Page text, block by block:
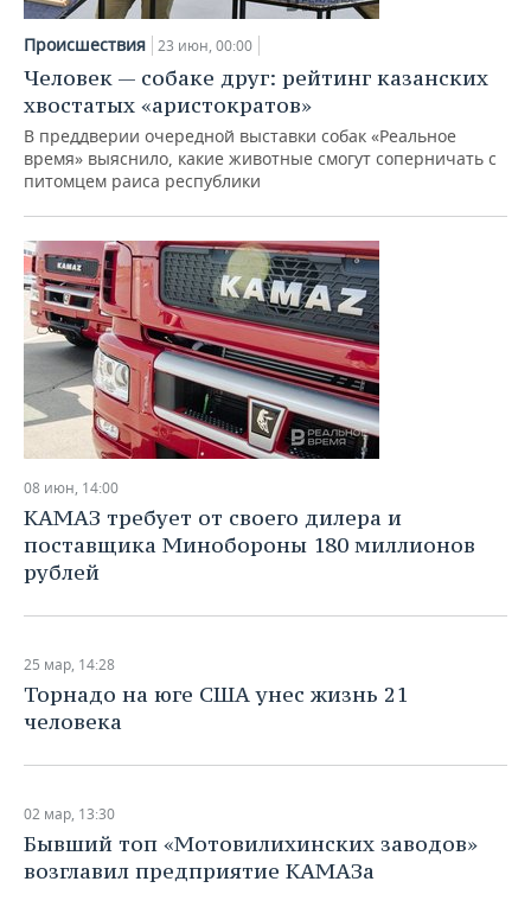
Происшествия 23 июн, 00:00
Человек — собаке друг: рейтинг казанских
хвостатых «аристократов»
В преддверии очередной выставки собак «Реальное
время» выяснило, какие животные смогут соперничать с
питомцем раиса республики
08 июн, 14:00
КАМАЗ требует от своего дилера и
поставщика Минобороны 180 миллионов
рублей
25 мар, 14:28
Торнадо на юге США унес жизнь 21
человека
02 мар, 13:30
Бывший топ «Мотовилихинских заводов»
возглавил предприятие КАМАЗа